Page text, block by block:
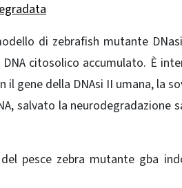
di zebrafish mutante
citosolico accumulato. È
gene della DNAsi II umana, la
salvato la neurodegradazione
pesce zebra mutante gba